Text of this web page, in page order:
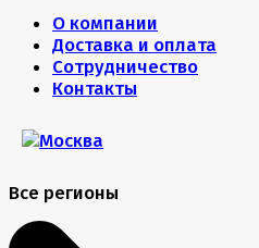
О компании
Доставка и оплата
Сотрудничество
Контакты
Все регионы